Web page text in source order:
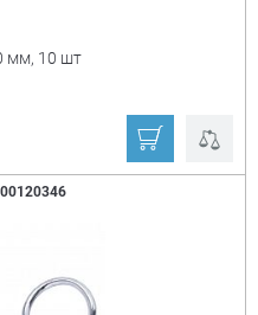
мм, 10 шт
00120346